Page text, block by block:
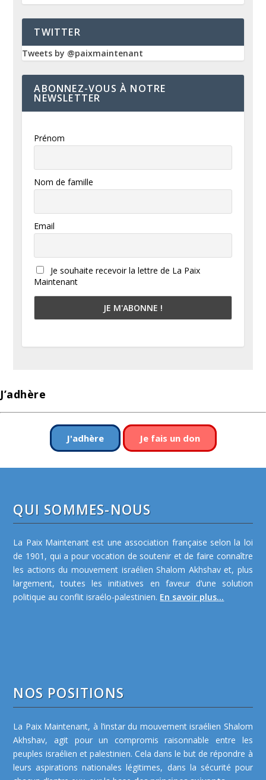
TWITTER
Tweets by @paixmaintenant
ABONNEZ-VOUS À NOTRE
NEWSLETTER
Prénom
Nom de famille
Email
Je souhaite recevoir la lettre de La Paix
Maintenant
J’adhère
J'adhère Je fais un don
QUI SOMMES-NOUS
La Paix Maintenant est une association française selon la loi
de 1901, qui a pour vocation de soutenir et de faire connaître
les actions du mouvement israélien Shalom Akhshav et, plus
largement, toutes les initiatives en faveur d’une solution
politique au conflit israélo-palestinien. En savoir plus...
NOS POSITIONS
La Paix Maintenant, à l’instar du mouvement israélien Shalom
Akhshav, agit pour un compromis raisonnable entre les
peuples israélien et palestinien. Cela dans le but de répondre à
leurs aspirations nationales légitimes, dans la sécurité pour